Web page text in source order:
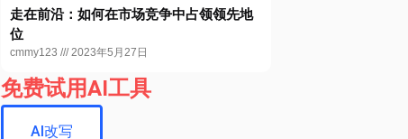
走在前沿：如何在市场竞争中占领领先地
位
cmmy123 2023年5月27日
免费试用AI工具
AI改写